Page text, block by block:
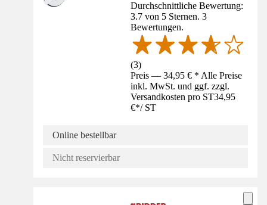
Durchschnittliche Bewertung:
3.7 von 5 Sternen. 3
Bewertungen.
(3)
Preis — 34,95 € * Alle Preise
inkl. MwSt. und ggf. zzgl.
Versandkosten pro ST34,95
€*/ ST
Online bestellbar
Nicht reservierbar